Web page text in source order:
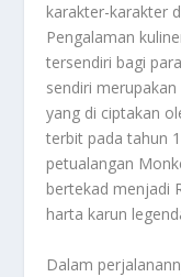
karakter-karakter
Pengalaman
tersendiri bagi
sendiri
yang di ciptakan
terbit pada tahun
petualangan
bertekad menjadi
harta karun
Dalam